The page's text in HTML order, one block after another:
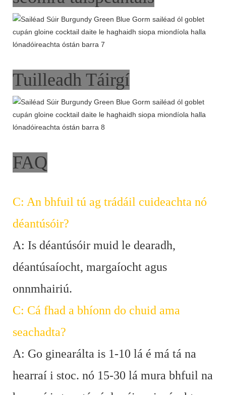
Tuilleadh Táirgí
FAQ
C: An bhfuil tú ag trádáil cuideachta nó
déantúsóir?
A: Is déantúsóir muid le dearadh,
déantúsaíocht, margaíocht agus
onnmhairiú.
C: Cá fhad a bhíonn do chuid ama
seachadta?
A: Go ginearálta is 1-10 lá é má tá na
hearraí i stoc. nó 15-30 lá mura bhfuil na